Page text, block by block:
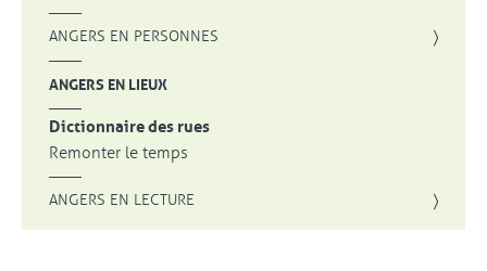
ANGERS EN PERSONNES
ANGERS EN LIEUX
Dictionnaire des rues
Remonter le temps
ANGERS EN LECTURE